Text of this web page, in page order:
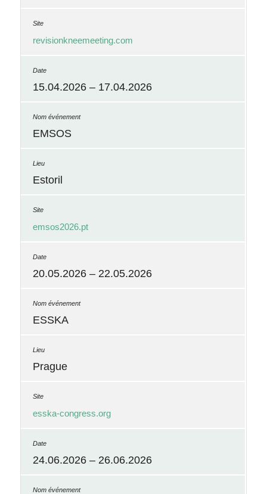
revisionkneemeeting.com
15.04.2026 – 17.04.2026
EMSOS
Estoril
emsos2026.pt
20.05.2026 – 22.05.2026
ESSKA
Prague
esska-congress.org
24.06.2026 – 26.06.2026